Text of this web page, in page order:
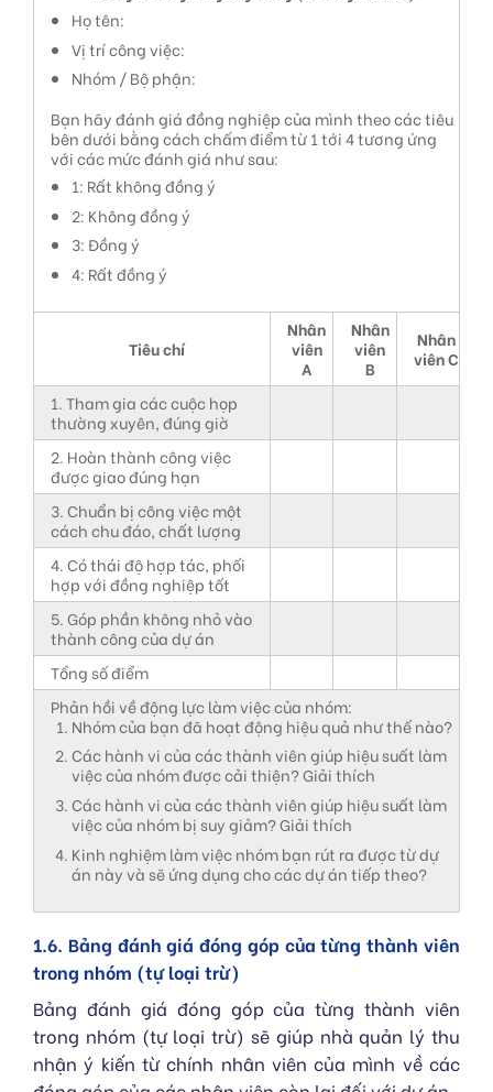
Họ tên:
Vị trí công việc:
Nhóm / Bộ phận:
Bạn hãy đánh giá đồng nghiệp của mình theo các tiêu
bên dưới bằng cách chấm điểm từ 1 tới 4 tương ứng
với các mức đánh giá như sau:
1: Rất không đồng ý
2: Không đồng ý
3: Đồng ý
4: Rất đồng ý
Tiêu chí
Nhân
viên
A
Nhân
viên
B
Nhân
viên C
1. Tham gia các cuộc họp
thường xuyên, đúng giờ
2. Hoàn thành công việc
được giao đúng hạn
3. Chuẩn bị công việc một
cách chu đáo, chất lượng
4. Có thái độ hợp tác, phối
hợp với đồng nghiệp tốt
5. Góp phần không nhỏ vào
thành công của dự án
Tổng số điểm
Phản hồi về động lực làm việc của nhóm:
Nhóm của bạn đã hoạt động hiệu quả như thế nào?
Các hành vi của các thành viên giúp hiệu suất làm
việc của nhóm được cải thiện? Giải thích
Các hành vi của các thành viên giúp hiệu suất làm
việc của nhóm bị suy giảm? Giải thích
Kinh nghiệm làm việc nhóm bạn rút ra được từ dự
án này và sẽ ứng dụng cho các dự án tiếp theo?
1.6. Bảng đánh giá đóng góp của từng thành viên
trong nhóm (tự loại trừ)
Bảng đánh giá đóng góp của từng thành viên
trong nhóm (tự loại trừ) sẽ giúp nhà quản lý thu
nhận ý kiến từ chính nhân viên của mình về các